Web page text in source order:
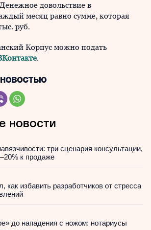
довольствие в
месяц равно сумме, которая
руб.
Корпус можно подать
.
новости
три сценария консультации,
к продаже
как избавить разработчиков от стресса
до нападения с ножом: нотариусы